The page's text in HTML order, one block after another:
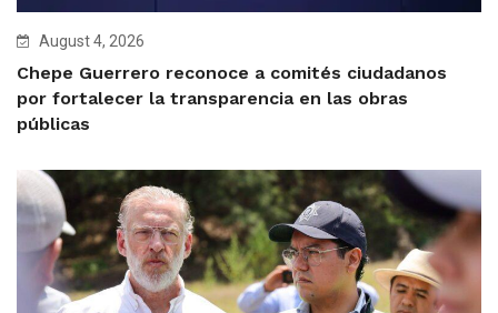
August 4, 2026
Chepe Guerrero reconoce a comités ciudadanos
por fortalecer la transparencia en las obras
públicas